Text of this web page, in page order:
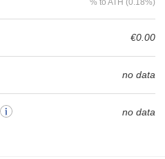
€0.00
no data
no data